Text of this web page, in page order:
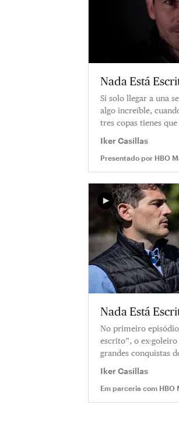
Nada Está
Si solo llegar a una
algo increíble,
tres copas tienes
Iker Casillas
Presentado por HBO
Nada Está
No primeiro episódio
escrito”, o ex-
grandes conquistas
Iker Casillas
Em parceria com HBO